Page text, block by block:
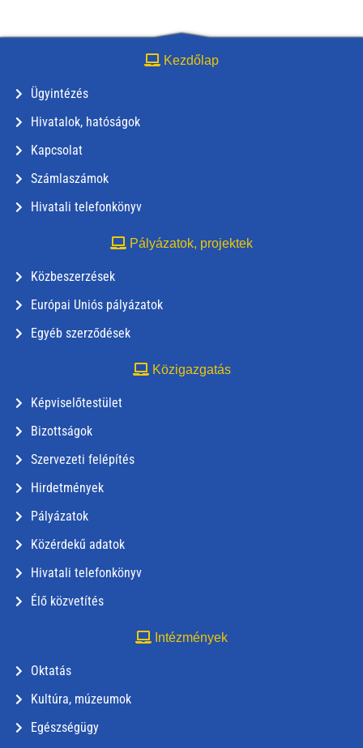
Kezdőlap
Ügyintézés
Hivatalok, hatóságok
Kapcsolat
Számlaszámok
Hivatali telefonkönyv
Pályázatok, projektek
Közbeszerzések
Európai Uniós pályázatok
Egyéb szerződések
Közigazgatás
Képviselőtestület
Bizottságok
Szervezeti felépítés
Hirdetmények
Pályázatok
Közérdekű adatok
Hivatali telefonkönyv
Élő közvetítés
Intézmények
Oktatás
Kultúra, múzeumok
Egészségügy